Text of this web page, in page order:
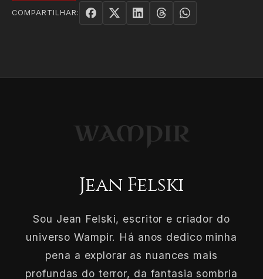
COMPARTILHAR:
Jean Felski
Sou Jean Felski, escritor e criador do
universo Wampir. Há anos dedico minha
pena a explorar as nuances mais
profundas do terror, da fantasia sombria